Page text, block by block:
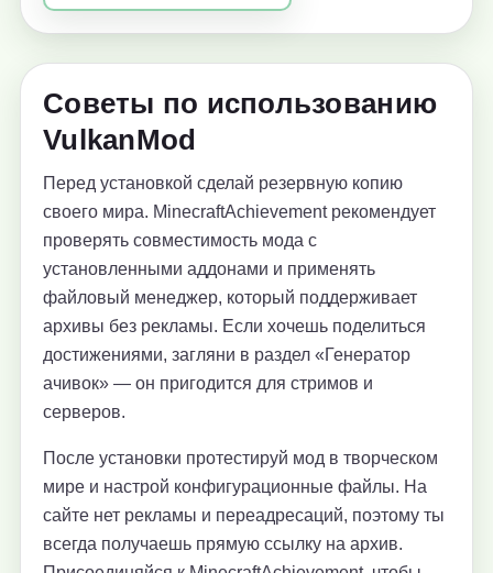
Советы по использованию
VulkanMod
Перед установкой сделай резервную копию
своего мира. MinecraftAchievement рекомендует
проверять совместимость мода с
установленными аддонами и применять
файловый менеджер, который поддерживает
архивы без рекламы. Если хочешь поделиться
достижениями, загляни в раздел «Генератор
ачивок» — он пригодится для стримов и
серверов.
После установки протестируй мод в творческом
мире и настрой конфигурационные файлы. На
сайте нет рекламы и переадресаций, поэтому ты
всегда получаешь прямую ссылку на архив.